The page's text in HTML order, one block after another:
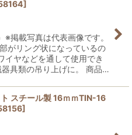
]
※掲載写真は代表画像です。
がリング状になっているの
イヤなどを通して使用でき
器具類の吊り上げに。 商品…
スチール製 16ｍｍTIN-16
]